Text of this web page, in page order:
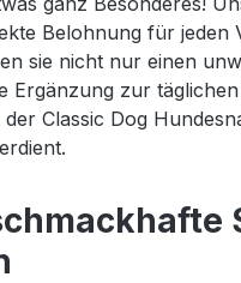
Belohnung für jeden
sie nicht nur einen
Ergänzung zur
Classic Dog